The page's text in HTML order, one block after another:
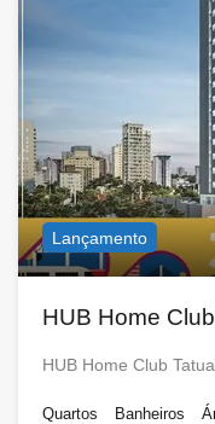
Lançamento
HUB Home
HUB Home Club
Quartos
Banheiros